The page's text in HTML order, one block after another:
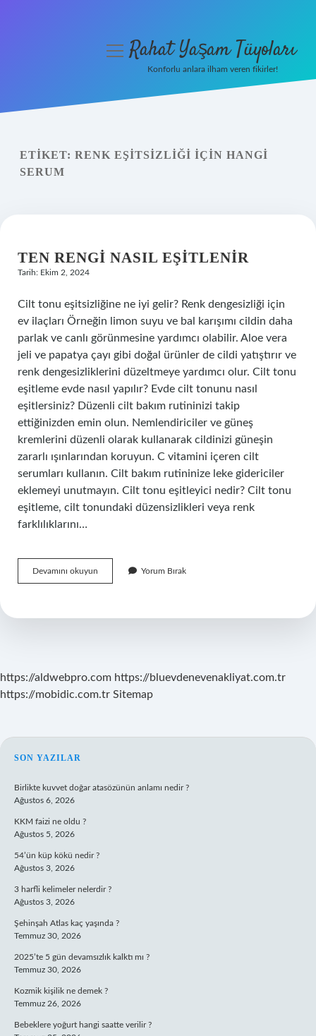
Yasal Uyarı
menüyüRahat Yaşam Tüyoları
Konforlu anlara ilham veren fikirler!
ETIKET: RENK EŞITSIZLIĞI IÇIN HANGI
SERUM
TEN RENGI NASIL EŞITLENIR
Tarih: Ekim 2, 2024
Cilt tonu eşitsizliğine ne iyi gelir? Renk dengesizliği için
ev ilaçları Örneğin limon suyu ve bal karışımı cildin daha
parlak ve canlı görünmesine yardımcı olabilir. Aloe vera
jeli ve papatya çayı gibi doğal ürünler de cildi yatıştırır ve
renk dengesizliklerini düzeltmeye yardımcı olur. Cilt tonu
eşitleme evde nasıl yapılır? Evde cilt tonunu nasıl
eşitlersiniz? Düzenli cilt bakım rutininizi takip
ettiğinizden emin olun. Nemlendiriciler ve güneş
kremlerini düzenli olarak kullanarak cildinizi güneşin
zararlı ışınlarından koruyun. C vitamini içeren cilt
serumları kullanın. Cilt bakım rutininize leke gidericiler
eklemeyi unutmayın. Cilt tonu eşitleyici nedir? Cilt tonu
eşitleme, cilt tonundaki düzensizlikleri veya renk
farklılıklarını…
Devamını okuyun
Rengi
Yorum Bırak
https://aldwebpro.com https://bluevdenevenakliyat.com.tr
https://mobidic.com.tr Sitemap
SIDEBAR
SON YAZILAR
Birlikte kuvvet doğar atasözünün anlamı nedir ?
Ağustos 6, 2026
KKM faizi ne oldu ?
Ağustos 5, 2026
54’ün küp kökü nedir ?
Ağustos 3, 2026
3 harfli kelimeler nelerdir ?
Ağustos 3, 2026
Şehinşah Atlas kaç yaşında ?
Temmuz 30, 2026
2025’te 5 gün devamsızlık kalktı mı ?
Temmuz 30, 2026
Kozmik kişilik ne demek ?
Temmuz 26, 2026
Bebeklere yoğurt hangi saatte verilir ?